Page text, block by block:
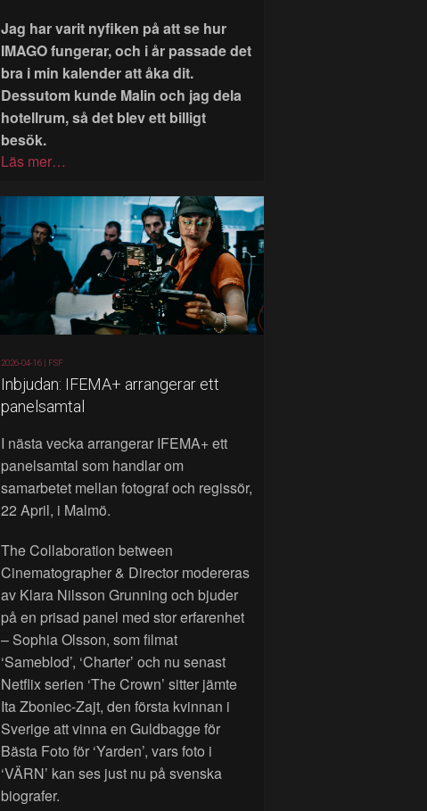
Jag har varit nyfiken på att se hur
IMAGO fungerar, och i år passade det
bra i min kalender att åka dit.
Dessutom kunde Malin och jag dela
hotellrum, så det blev ett billigt
besök.
Läs mer…
2026-04-16 | FSF
Inbjudan: IFEMA+ arrangerar ett
panelsamtal
I nästa vecka arrangerar IFEMA+ ett
panelsamtal som handlar om
samarbetet mellan fotograf och regissör,
22 April, i Malmö.
The Collaboration between
Cinematographer & Director modereras
av Klara Nilsson Grunning och bjuder
på en prisad panel med stor erfarenhet
– Sophia Olsson, som filmat
‘Sameblod’, ‘Charter’ och nu senast
Netflix serien ‘The Crown’ sitter jämte
Ita Zboniec-Zajt, den första kvinnan i
Sverige att vinna en Guldbagge för
Bästa Foto för ‘Yarden’, vars foto i
‘VÄRN’ kan ses just nu på svenska
biografer.